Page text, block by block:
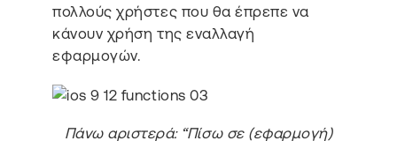
πολλούς χρήστες που θα έπρεπε να
κάνουν χρήση της εναλλαγή
εφαρμογών.
Πάνω αριστερά: “Πίσω σε (εφαρμογή)